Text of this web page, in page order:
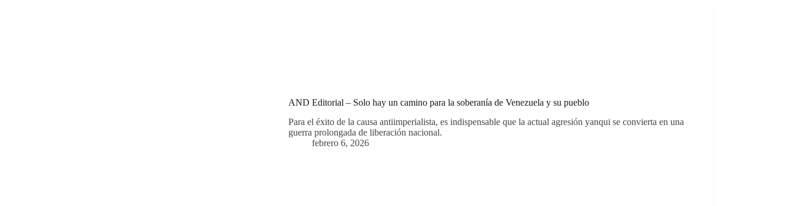
AND Editorial – Solo hay un camino para la soberanía de Venezuela y su pueblo
Para el éxito de la causa antiimperialista, es indispensable que la actual agresión yanqui se convierta en una
guerra prolongada de liberación nacional.
febrero 6, 2026